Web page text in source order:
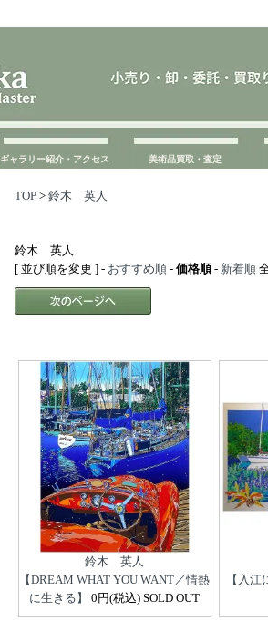
ギャラリー紹介・アクセス 美術品買取・査定
TOP > 鈴木 英人
鈴木 英人
[ 並び順を変更 ] - おすすめ順 - 価格順- 新着順
鈴木 英人
【DREAM WHAT YOU WANT／情熱
に生きる】
0円(税込) SOLD OUT
【入